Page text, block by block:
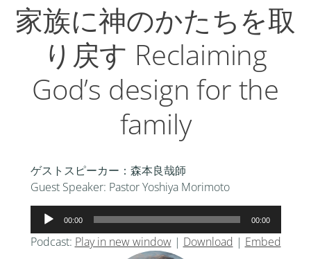
家族に神のかたちを取
り戻す Reclaiming
God’s design for the
family
ゲストスピーカー：森本良哉師
Guest Speaker: Pastor Yoshiya Morimoto
声
プ
00:00 00:00
Podcast: Play in new window| Download | Embed